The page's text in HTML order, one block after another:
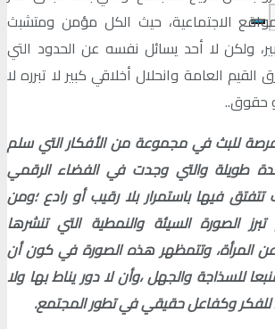
الاجتماعية، حيث الكل مؤمن ومتشبث
ولكن لا أحد يسائل نفسه عن الحدود التي
العامة وانحلال أخلاقي كبير لا تبرره لا
حقوق..
للبث في مجموعة من الأفكار التي سلم
طويلة والتي وجدت في الفضاء الرقمي
فيها باستمرار بلا رقيب أو رادع ؛ومن
الصورة السيئة والنمطية التي تنشرها
المرأة، وتتمظهر هذه الصورة في كون أن
للسذاجة والجهل ،وأن لا دور يناط بها ولا
للفكر وكفاعل حقيقي في تطور المجتمع.